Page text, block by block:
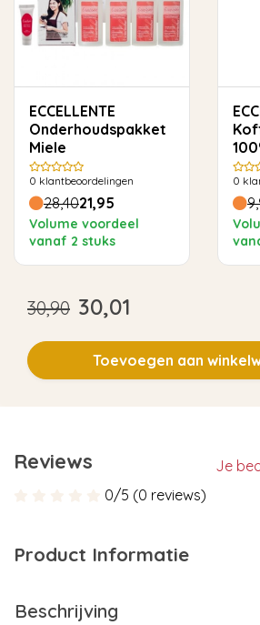
ECCELLENTE
Onderhoudspakket
Miele
0 klantbeoordelingen
28,4021,95
Volume voordeel
vanaf 2 stuks
&
0
30,90 30,01
Toevoegen aan
Reviews
Je
0/5 (0 reviews)
Product Informatie
Beschrijving